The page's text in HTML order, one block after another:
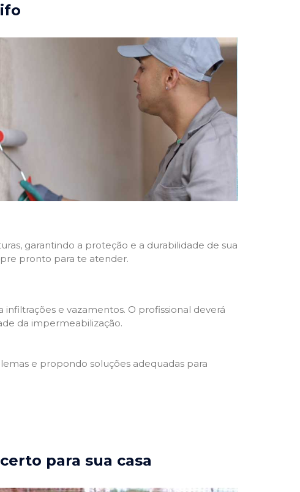
garantindo a proteção e a durabilidade de sua
pronto para te atender.
e vazamentos. O profissional deverá
da impermeabilização.
e propondo soluções adequadas para
para sua casa